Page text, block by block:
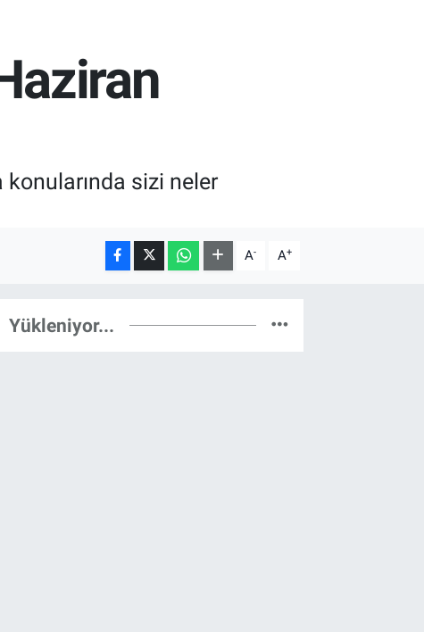
konularında sizi neler
A- A+
Yükleniyor...